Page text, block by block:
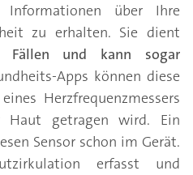
Informationen über Ihre
zu erhalten. Sie dient
Fällen und kann sogar
Apps können diese
Herzfrequenzmessers
Haut getragen wird. Ein
Sensor schon im Gerät.
erfasst und